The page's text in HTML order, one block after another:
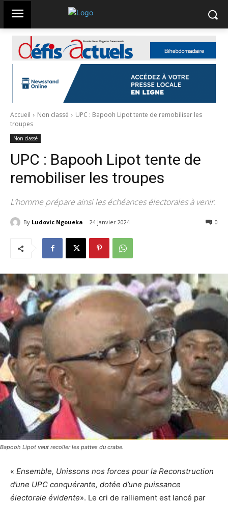
Accueil Non classé
UPC : Bapooh Lipot tente de remobiliser les
troupes
Non classé
UPC : Bapooh Lipot tente de
remobiliser les troupes
L’homme prépare ainsi les échéances électorales à venir.
By Ludovic Ngoueka 24 janvier 2024 0
Bapooh Lipot veut recoller les pattes du crabe.
« Ensemble, Unissons nos forces pour la Reconstruction
d’une UPC conquérante, dotée d’une puissance
électorale évidente». Le cri de ralliement est lancé par